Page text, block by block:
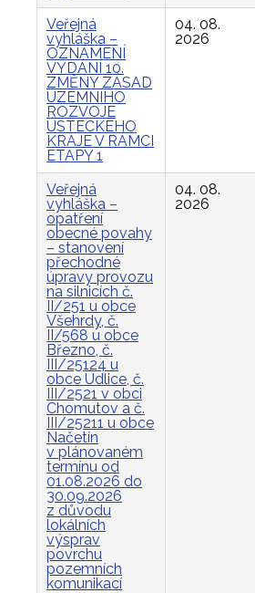
Veřejná
vyhláška –
OZNÁMENÍ
VYDÁNÍ 10.
ZMĚNY ZÁSAD
ÚZEMNÍHO
ROZVOJE
ÚSTECKÉHO
KRAJE V RÁMCI
ETAPY 1
04. 08.
2026
Veřejná
vyhláška –
opatření
obecné povahy
– stanovení
přechodné
úpravy provozu
na silnicích č.
II/251 u obce
Všehrdy, č.
II/568 u obce
Březno, č.
III/25124 u
obce Údlice, č.
III/2521 v obci
Chomutov a č.
III/25211 u obce
Načetín
v plánovaném
termínu od
01.08.2026 do
30.09.2026
z důvodu
lokálních
výsprav
povrchu
pozemních
komunikací
04. 08.
2026